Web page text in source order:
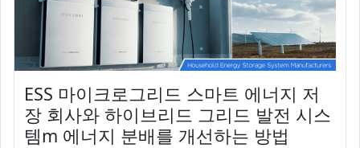
ESS 마이크로그리드 스마트 에너지 저
장 회사와 하이브리드 그리드 발전 시스
템m 에너지 분배를 개선하는 방법